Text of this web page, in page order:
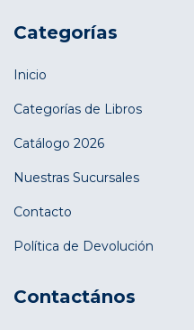
Categorías
Inicio
Categorías de Libros
Catálogo 2026
Nuestras Sucursales
Contacto
Política de Devolución
Contactános